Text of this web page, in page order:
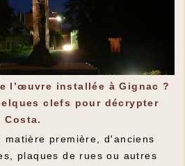
l’œuvre installée à Gignac ?
clefs pour décrypter
Costa.
matière première, d'anciens
plaques de rues ou autres